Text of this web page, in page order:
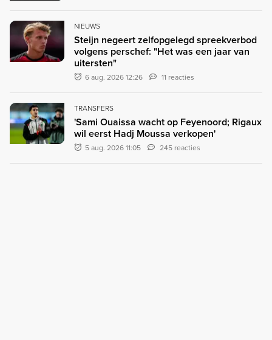
NIEUWS
Steijn negeert zelfopgelegd spreekverbod
volgens perschef: "Het was een jaar van
uitersten"
6 aug. 2026 12:26 11 reacties
TRANSFERS
'Sami Ouaissa wacht op Feyenoord; Rigaux
wil eerst Hadj Moussa verkopen'
5 aug. 2026 11:05 245 reacties